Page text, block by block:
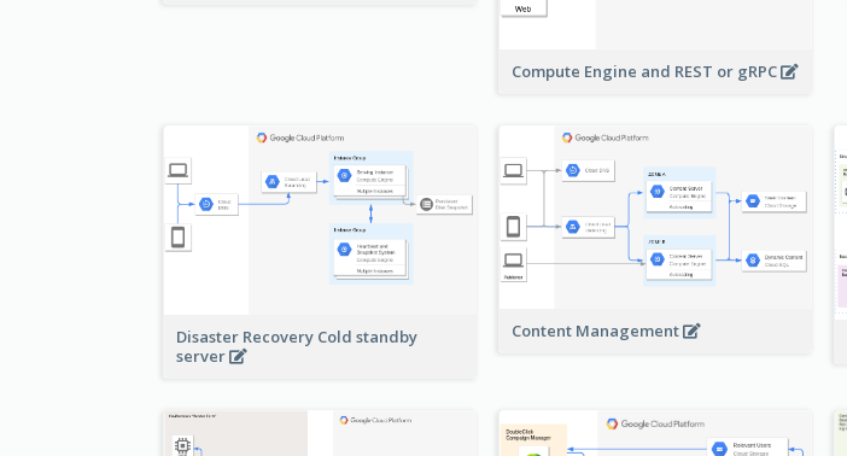
Compute Engine and REST or gRPC
Disaster Recovery Cold standby
server
Content Management